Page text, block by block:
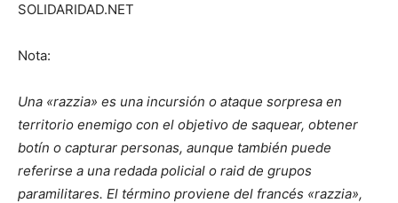
SOLIDARIDAD.NET
Nota:
Una «razzia» es una incursión o ataque sorpresa en
territorio enemigo con el objetivo de saquear, obtener
botín o capturar personas, aunque también puede
referirse a una redada policial o raid de grupos
paramilitares. El término proviene del francés «razzia»,